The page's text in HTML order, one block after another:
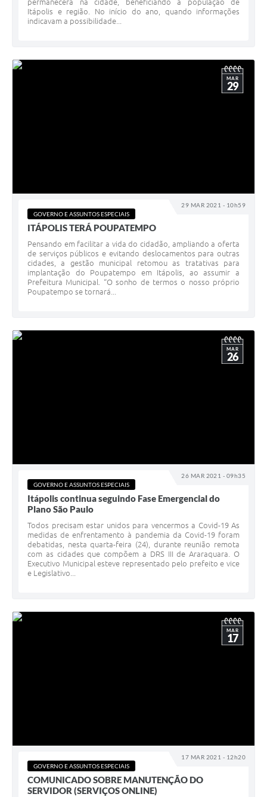
permanecerá na cidade, beneficiando à população de
Itápolis e região. No início do ano, quando informações
indicavam a possibilidade...
29 MAR 2021 - 10h59
MAR
29
GOVERNO E ASSUNTOS ESPECIAIS
ITÁPOLIS TERÁ POUPATEMPO
Pensando em facilitar a vida do cidadão, ampliando a oferta
de serviços públicos e evitando deslocamentos para outras
cidades, a gestão municipal retomou as tratativas para
implantação do Poupatempo em Itápolis, ao assumir a
Prefeitura Municipal. “O sonho de termos o nosso próprio
Poupatempo se tornará...
26 MAR 2021 - 09h35
MAR
26
GOVERNO E ASSUNTOS ESPECIAIS
Itápolis continua seguindo Fase Emergencial do
Plano São Paulo
Todos precisam estar unidos para vencermos a Covid-19 As
medidas de enfrentamento à pandemia da Covid-19 foram
debatidas, nesta quarta-feira (24), durante reunião remota
com as cidades que compõem a DRS III de Araraquara. O
Executivo Municipal esteve representado pelo prefeito e vice
e Legislativo...
17 MAR 2021 - 12h20
MAR
17
GOVERNO E ASSUNTOS ESPECIAIS
COMUNICADO SOBRE MANUTENÇÃO DO
SERVIDOR (SERVIÇOS ONLINE)